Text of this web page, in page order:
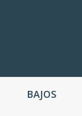
BAJOS